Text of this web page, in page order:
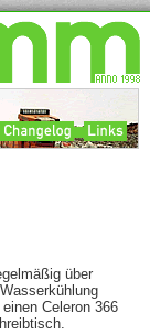
über
Celeron 366